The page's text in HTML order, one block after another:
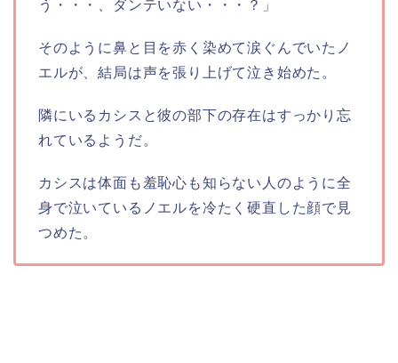
う・・・、ダンテいない・・・？」
そのように鼻と目を赤く染めて涙ぐんでいたノ
エルが、結局は声を張り上げて泣き始めた。
隣にいるカシスと彼の部下の存在はすっかり忘
れているようだ。
カシスは体面も羞恥心も知らない人のように全
身で泣いているノエルを冷たく硬直した顔で見
つめた。